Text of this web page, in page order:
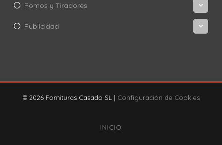
Pomos y Tiradores
Publicidad
© 2026 Fornituras Casado SL | Configuración de Cookies
INICIO